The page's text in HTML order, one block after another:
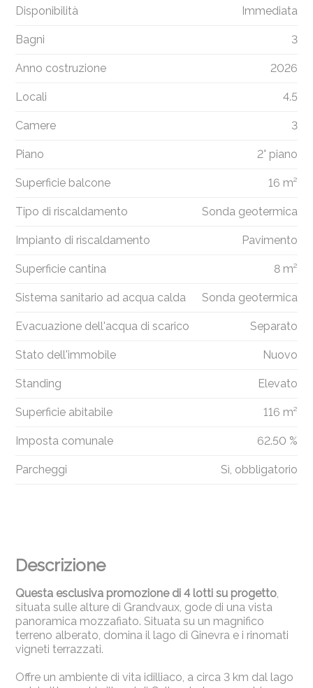
Descrizione
Questa esclusiva promozione di 4 lotti su progetto,
situata sulle alture di Grandvaux, gode di una vista
panoramica mozzafiato. Situata su un magnifico
terreno alberato, domina il lago di Ginevra e i rinomati
vigneti terrazzati.
Offre un ambiente di vita idilliaco, a circa 3 km dal lago
Disponibilità Immediata
Bagni 3
Anno costruzione 2026
Locali 4.5
Camere 3
Piano 2° piano
Superficie balcone 16 m²
Tipo di riscaldamento Sonda geotermica
Impianto di riscaldamento Pavimento
Superficie cantina 8 m²
Sistema sanitario ad acqua calda Sonda geotermica
Evacuazione dell'acqua di scarico Separato
Stato dell'immobile Nuovo
Standing Elevato
Superficie abitabile 116 m²
Imposta comunale 62.50 %
Parcheggi Sì, obbligatorio